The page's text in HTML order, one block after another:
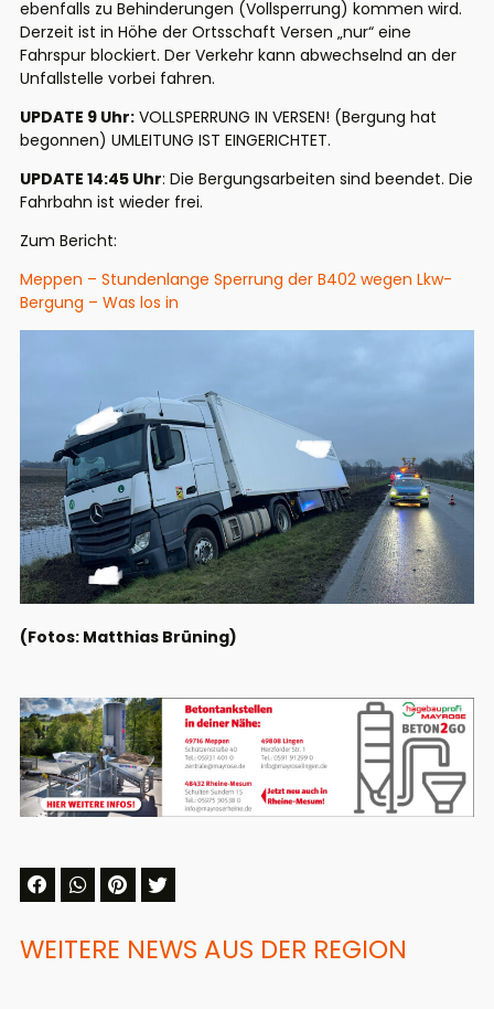
ebenfalls zu Behinderungen (Vollsperrung) kommen wird.
Derzeit ist in Höhe der Ortsschaft Versen „nur“ eine
Fahrspur blockiert. Der Verkehr kann abwechselnd an der
Unfallstelle vorbei fahren.
UPDATE 9 Uhr: VOLLSPERRUNG IN VERSEN! (Bergung hat
begonnen) UMLEITUNG IST EINGERICHTET.
UPDATE 14:45 Uhr: Die Bergungsarbeiten sind beendet. Die
Fahrbahn ist wieder frei.
Zum Bericht:
Meppen – Stundenlange Sperrung der B402 wegen Lkw-
Bergung – Was los in
(Fotos: Matthias Brüning)
WEITERE NEWS AUS DER REGION